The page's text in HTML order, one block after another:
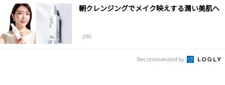
朝クレンジングでメイク映えする潤い美肌へ
（PR）
Recommended by